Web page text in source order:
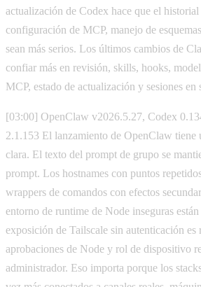
actualización de Codex hace que el
configuración de MCP, manejo de
sean más serios. Los últimos cambios de
confiar más en revisión, skills, hooks,
MCP, estado de actualización y sesiones en
[03:00] OpenClaw v2026.5.27, Codex
2.1.153 El lanzamiento de OpenClaw tiene
clara. El texto del prompt de grupo se
prompt. Los hostnames con puntos
wrappers de comandos con efectos
entorno de runtime de Node inseguras
exposición de Tailscale sin autenticación es
aprobaciones de Node y rol de dispositivo
administrador. Eso importa porque los